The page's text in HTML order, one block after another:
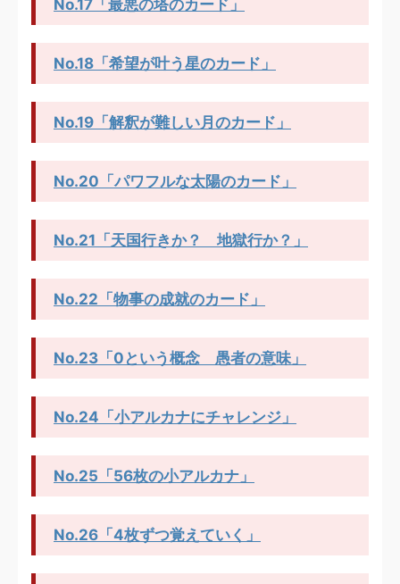
No.17「最悪の塔のカード」
No.18「希望が叶う星のカード」
No.19「解釈が難しい月のカード」
No.20「パワフルな太陽のカード」
No.21「天国行きか？ 地獄行か？」
No.22「物事の成就のカード」
No.23「0という概念 愚者の意味」
No.24「小アルカナにチャレンジ」
No.25「56枚の小アルカナ」
No.26「4枚ずつ覚えていく」